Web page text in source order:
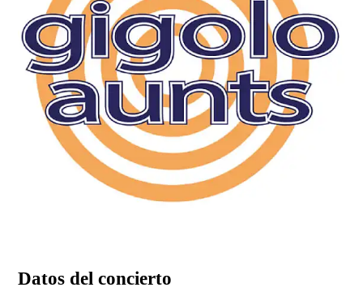
Datos del concierto